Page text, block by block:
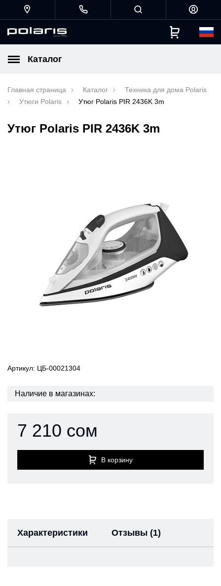
Каталог
Главная страница Каталог
Техника для дома Polaris
Утюги Polaris
Утюг Polaris PIR 2436K 3m
Утюг Polaris PIR 2436K 3m
Артикул: ЦБ-00021304
Наличие в магазинах:
7 210 сом
В корзину
Характеристики Отзывы (1)